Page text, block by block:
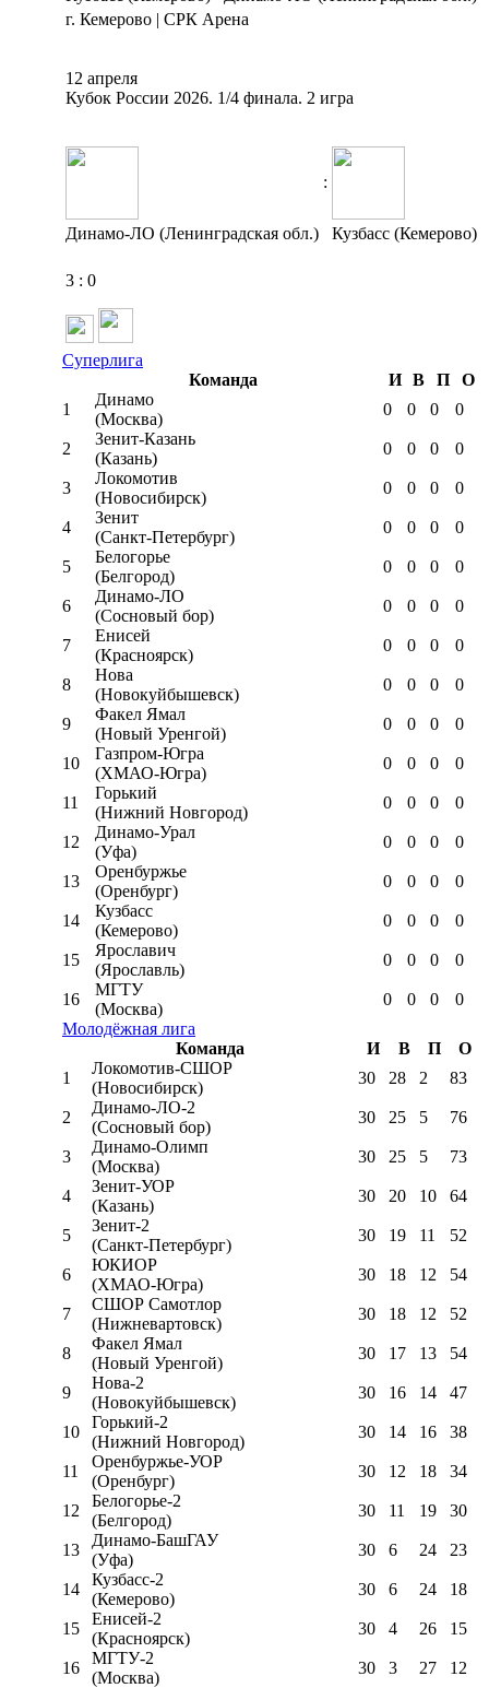
г. Кемерово | СРК Арена
12 апреля
Кубок России 2026. 1/4 финала. 2 игра
:
Динамо-ЛО (Ленинградская обл.) Кузбасс (Кемерово)
3 : 0
Суперлига
Команда
И В П
О
1
Динамо
(Москва)
0 0 0 0
2
Зенит-Казань
(Казань)
0 0 0 0
3
Локомотив
(Новосибирск)
0 0 0 0
4
Зенит
(Санкт-Петербург)
0 0 0 0
5
Белогорье
(Белгород)
0 0 0 0
6
Динамо-ЛО
(Сосновый бор)
0 0 0 0
7
Енисей
(Красноярск)
0 0 0 0
8
Нова
(Новокуйбышевск)
0 0 0 0
9
Факел Ямал
(Новый Уренгой)
0 0 0 0
10
Газпром-Югра
(ХМАО-Югра)
0 0 0 0
11
Горький
(Нижний Новгород)
0 0 0 0
12
Динамо-Урал
(Уфа)
0 0 0 0
13
Оренбуржье
(Оренбург)
0 0 0 0
14
Кузбасс
(Кемерово)
0 0 0 0
15
Ярославич
(Ярославль)
0 0 0 0
16
МГТУ
(Москва)
0 0 0
0
Молодёжная лига
Команда
И В П
О
1
Локомотив-CШОР
(Новосибирск)
30 28 2 83
2
Динамо-ЛО-2
(Сосновый бор)
30 25 5 76
3
Динамо-Олимп
(Москва)
30 25 5 73
4
Зенит-УОР
(Казань)
30 20 10 64
5
Зенит-2
(Санкт-Петербург)
30 19 11 52
6
ЮКИОР
(ХМАО-Югра)
30 18 12 54
7
СШОР Самотлор
(Нижневартовск)
30 18 12 52
8
Факел Ямал
(Новый Уренгой)
30 17 13 54
9
Нова-2
(Новокуйбышевск)
30 16 14 47
10
Горький-2
(Нижний Новгород)
30 14 16 38
11
Оренбуржье-УОР
(Оренбург)
30 12 18 34
12
Белогорье-2
(Белгород)
30 11 19 30
13
Динамо-БашГАУ
(Уфа)
30 6 24 23
14
Кузбасс-2
(Кемерово)
30 6 24 18
15
Енисей-2
(Красноярск)
30 4 26 15
16
МГТУ-2
(Москва)
30 3 27 12